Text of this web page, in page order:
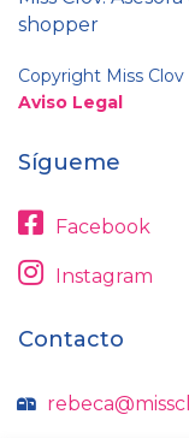
shopper
Copyright Miss Clov
Aviso Legal
Sígueme
Facebook
Instagram
Contacto